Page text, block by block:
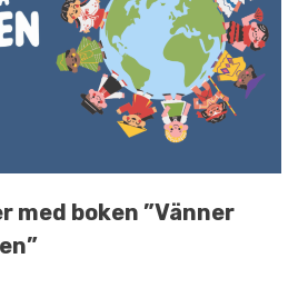
med boken ”Vänner